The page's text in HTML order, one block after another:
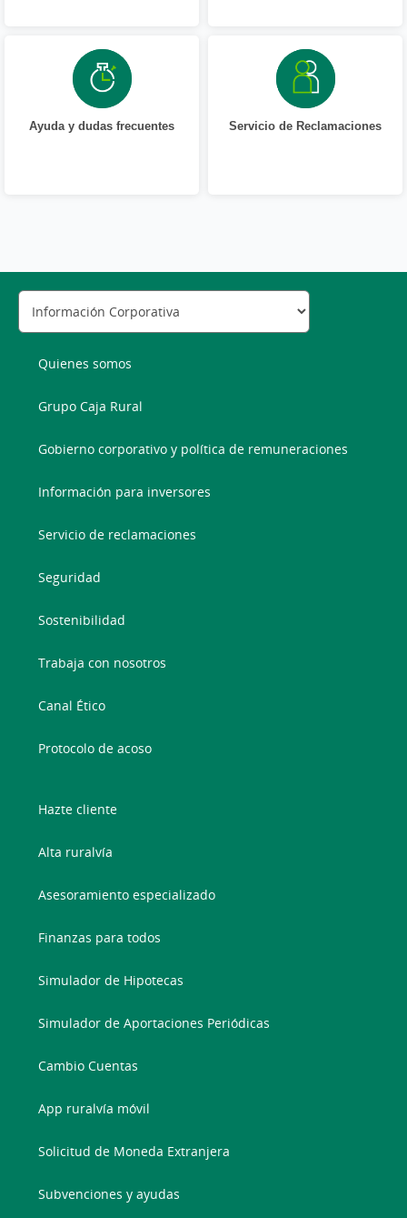
Ayuda y dudas frecuentes Servicio de Reclamaciones
Quienes somos
Grupo Caja Rural
Gobierno corporativo y política de remuneraciones
Información para inversores
Servicio de reclamaciones
Seguridad
Sostenibilidad
Trabaja con nosotros
Canal Ético
Protocolo de acoso
Hazte cliente
Alta ruralvía
Asesoramiento especializado
Finanzas para todos
Simulador de Hipotecas
Simulador de Aportaciones Periódicas
Cambio Cuentas
App ruralvía móvil
Solicitud de Moneda Extranjera
Subvenciones y ayudas